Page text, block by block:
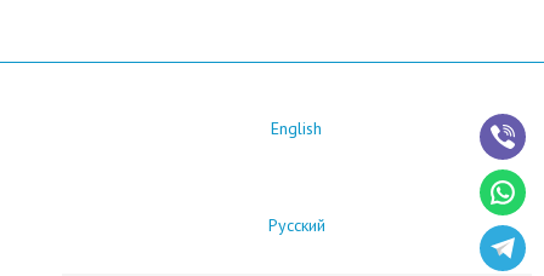
English
Русский